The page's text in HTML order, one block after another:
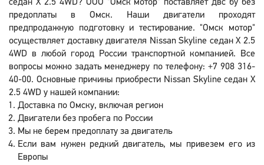
седан X 2.5 4WD? ООО "Омск мотор" поставляет двс бу без
предоплаты в Омск. Наши двигатели проходят
предпродажную подготовку и тестирование. "Омск мотор"
осуществляет доставку двигателя Nissan Skyline седан X 2.5
4WD в любой город России транспортной компанией. Все
вопросы можно задать менеджеру по телефону: +7 908 316-
40-00. Основные причины приобрести Nissan Skyline седан X
2.5 4WD у нашей компании:
Доставка по Омску, включая регион
Двигатели без пробега по России
Мы не берем предоплату за двигатель
Если вам нужен редкий двигатель, мы привезем его из
Европы